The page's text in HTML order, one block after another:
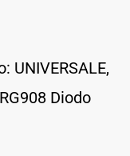
UNIVERSALE,
Diodo